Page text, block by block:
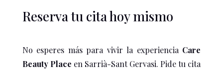
Reserva tu cita hoy mismo
No esperes más para vivir la experiencia Care
Beauty Place en Sarrià-Sant Gervasi. Pide tu cita